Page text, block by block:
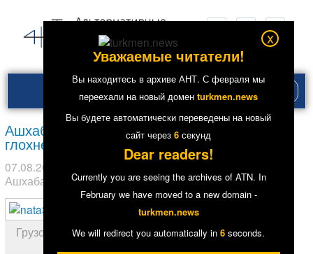
меню
Ашхабад: Город задыхается от пыли и
глохнет от шума (Фото)
07.08.2016
Ашхабад
7 8744
Грузовик фирмы «Ната» в одном из
x
Уважаемые читатели!
Вы находитесь в архиве АНТ. С февраля мы
переехали на новый доменturkmen.news
Вы будете автоматически переведены на новый
сайт через6 секунд
Dear readers!
Currently you are seeing the archives of ATN. In
February we have moved to a new domain -
turkmen.news
We will redirect you automatically in6 seconds.